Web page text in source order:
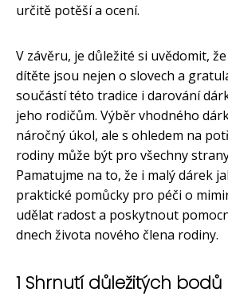
určitě potěší a ocení.
V závěru, je důležité si uvědomit,
dítěte jsou nejen o slovech a
součástí této tradice i darování
jeho rodičům. Výběr vhodného
náročný úkol, ale s ohledem na
rodiny může být pro všechny
Pamatujme na to, že i malý dárek
praktické pomůcky pro péči o
udělat radost a poskytnout
dnech života nového člena rodiny.
1 Shrnutí důležitých bodů